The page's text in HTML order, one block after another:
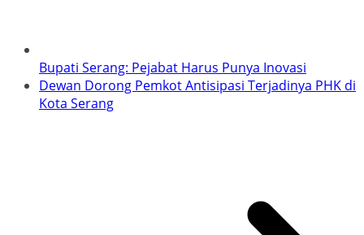
Bupati Serang: Pejabat Harus Punya Inovasi
Dewan Dorong Pemkot Antisipasi Terjadinya PHK di
Kota Serang